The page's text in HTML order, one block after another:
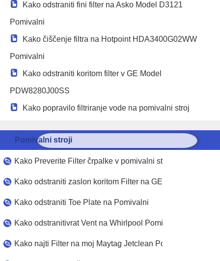
Kako odstraniti fini filter na Asko Model D3121
Pomivalni
Kako čiščenje filtra na Hotpoint HDA3400G02WW
Pomivalni
Kako odstraniti koritom filter v GE Model
PDW8280J00SS
Kako popravilo filtriranje vode na pomivalni stroj
Kako spremeniti tekača na Whirlpool pomivalni stroj
Kako odstraniti zaslon na Whirlpool Estate Pomivalni
Kako odstraniti element v Kenmore Pomivalni
Pomivalni stroji
Kako Preverite Filter črpalke v pomivalni stroj Whirlpool
Kako odstraniti zaslon koritom Filter na GE Pomivalni stroj
Kako odstraniti Toe Plate na Pomivalni
Kako odstranitivrat Vent na Whirlpool Pomivalni
Kako najti Filter na moj Maytag Jetclean Pomivalni